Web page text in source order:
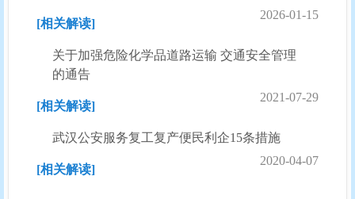
[相关解读]
2026-01-15
关于加强危险化学品道路运输 交通安全管理
的通告
[相关解读]
2021-07-29
武汉公安服务复工复产便民利企15条措施
[相关解读]
2020-04-07